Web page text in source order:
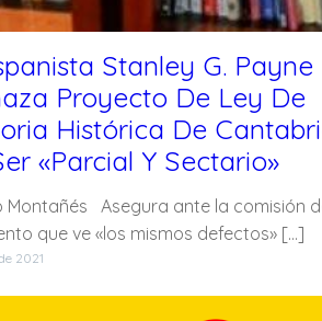
Stanley G. Payne
Proyecto De Ley De
Histórica De
«parcial Y Sectario»
Montañés Asegura ante la comisión
que ve «los mismos defectos» […]
2021